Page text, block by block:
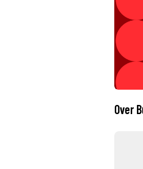
Over